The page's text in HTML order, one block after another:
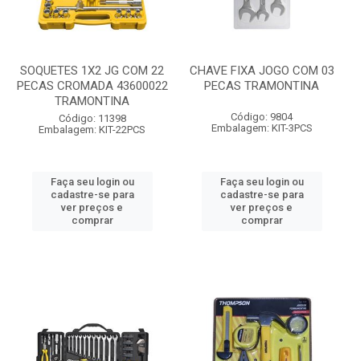
SOQUETES 1X2 JG COM 22
PECAS CROMADA 43600022
TRAMONTINA
Código: 11398
Embalagem: KIT-22PCS
Faça seu login ou
cadastre-se para
ver preços e
comprar
CHAVE FIXA JOGO COM 03
PECAS TRAMONTINA
Código: 9804
Embalagem: KIT-3PCS
Faça seu login ou
cadastre-se para
ver preços e
comprar